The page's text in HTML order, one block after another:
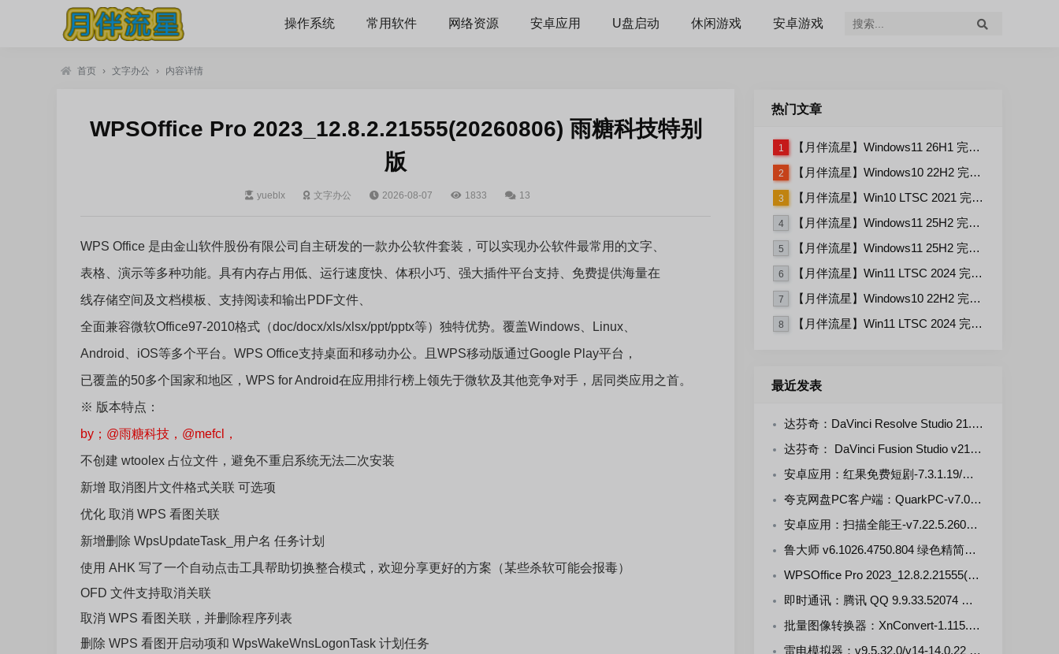
操作系统 常用软件 网络资源 安卓应用 U盘启动 休闲游戏 安卓游戏
首页 › 文字办公 › 内容详情
WPSOffice Pro 2023_12.8.2.21555(20260806) 雨糖科技特别
版
yueblx 文字办公 2026-08-07 1833 13
WPS Office 是由金山软件股份有限公司自主研发的一款办公软件套装，可以实现办公软件最常用的文字、
表格、演示等多种功能。具有内存占用低、运行速度快、体积小巧、强大插件平台支持、免费提供海量在
线存储空间及文档模板、支持阅读和输出PDF文件、
全面兼容微软Office97-2010格式（doc/docx/xls/xlsx/ppt/pptx等）独特优势。覆盖Windows、Linux、
Android、iOS等多个平台。WPS Office支持桌面和移动办公。且WPS移动版通过Google Play平台，
已覆盖的50多个国家和地区，WPS for Android在应用排行榜上领先于微软及其他竞争对手，居同类应用之首。
※ 版本特点：
by；@雨糖科技， @mefcl，
不创建 wtoolex 占位文件，避免不重启系统无法二次安装
新增 取消图片文件格式关联 可选项
优化 取消 WPS 看图关联
新增删除 WpsUpdateTask_用户名 任务计划
使用 AHK 写了一个自动点击工具帮助切换整合模式，欢迎分享更好的方案（某些杀软可能会报毒）
OFD 文件支持取消关联
取消 WPS 看图关联，并删除程序列表
删除 WPS 看图开启动项和 WpsWakeWnsLogonTask 计划任务
热门文章
1 【月伴流星】Windows11 26H1 完整+适量精简多合一安装版2026.07
2 【月伴流星】Windows10 22H2 完整+适量精简多合一安装版2026.06
3 【月伴流星】Win10 LTSC 2021 完整+适量精简多合一安装版2026.03
4 【月伴流星】Windows11 25H2 完整+适量精简多合一安装版2026.06
5 【月伴流星】Windows11 25H2 完整+适量精简多合一安装版2026.08
6 【月伴流星】Win11 LTSC 2024 完整+适量精简多合一安装版2026.06
7 【月伴流星】Windows10 22H2 完整+适量精简多合一安装版2026.08
8 【月伴流星】Win11 LTSC 2024 完整+适量精简多合一安装版2026.08
最近发表
达芬奇：DaVinci Resolve Studio 21.0.4.5--KpoJIuK 多语言直装版
达芬奇： DaVinci Fusion Studio v21.0.4.4-KpoJluK 多语言直装版
安卓应用：红果免费短剧-7.3.1.19/漫剧-7.3.1.33 解锁VIP会员版
夸克网盘PC客户端：QuarkPC-v7.0.7.768 去更新绿色版
安卓应用：扫描全能王-v7.22.5.2607250000-VIP 解锁版
鲁大师 v6.1026.4750.804 绿色精简单文件版
WPSOffice Pro 2023_12.8.2.21555(20260806) 雨糖科技特别版
即时通讯：腾讯 QQ 9.9.33.52074 官方正式版
批量图像转换器：XnConvert-1.115.0.0 多语言免费版
雷电模拟器：v9.5.32.0/v14-14.0.22 去广告绿色版